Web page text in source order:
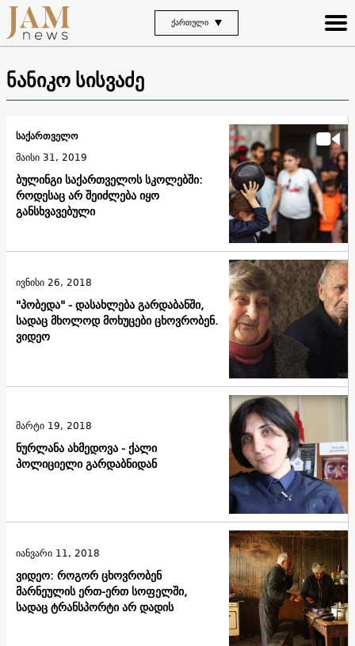
ᲥᲐᲠᲗᲣᲚᲘ
ნანიკო სისვაძე
ბულინგი საქართველოს სკოლებში:
როდესაც არ შეიძლება იყო
განსხვავებული
საქართველო
მაისი 31, 2019
"პობედა" - დასახლება გარდაბანში,
სადაც მხოლოდ მოხუცები ცხოვრობენ.
ვიდეო
ივნისი 26, 2018
ნურლანა ახმედოვა - ქალი
პოლიციელი გარდაბნიდან
მარტი 19, 2018
ვიდეო: როგორ ცხოვრობენ
მარნეულის ერთ-ერთ სოფელში,
სადაც ტრანსპორტი არ დადის
იანვარი 11, 2018